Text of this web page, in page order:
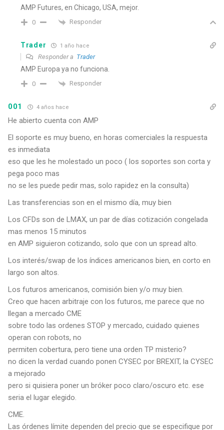
AMP Futures, en Chicago, USA, mejor.
0 Responder
Trader 1 año hace
Responder a Trader
AMP Europa ya no funciona.
0 Responder
001 4 años hace
He abierto cuenta con AMP
El soporte es muy bueno, en horas comerciales la respuesta
es inmediata
eso que les he molestado un poco ( los soportes son corta y
pega poco mas
no se les puede pedir mas, solo rapidez en la consulta)
Las transferencias son en el mismo día, muy bien
Los CFDs son de LMAX, un par de días cotización congelada
mas menos 15 minutos
en AMP siguieron cotizando, solo que con un spread alto.
Los interés/swap de los índices americanos bien, en corto en
largo son altos.
Los futuros americanos, comisión bien y/o muy bien.
Creo que hacen arbitraje con los futuros, me parece que no
llegan a mercado CME
sobre todo las ordenes STOP y mercado, cuidado quienes
operan con robots, no
permiten cobertura, pero tiene una orden TP misterio?
no dicen la verdad cuando ponen CYSEC por BREXIT, la CYSEC
a mejorado
pero si quisiera poner un bróker poco claro/oscuro etc. ese
seria el lugar elegido.
CME.
Las órdenes límite dependen del precio que se especifique por